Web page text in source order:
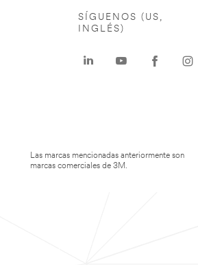
SÍGUENOS (US,
INGLÉS)
Las marcas mencionadas anteriormente son
marcas comerciales de 3M.